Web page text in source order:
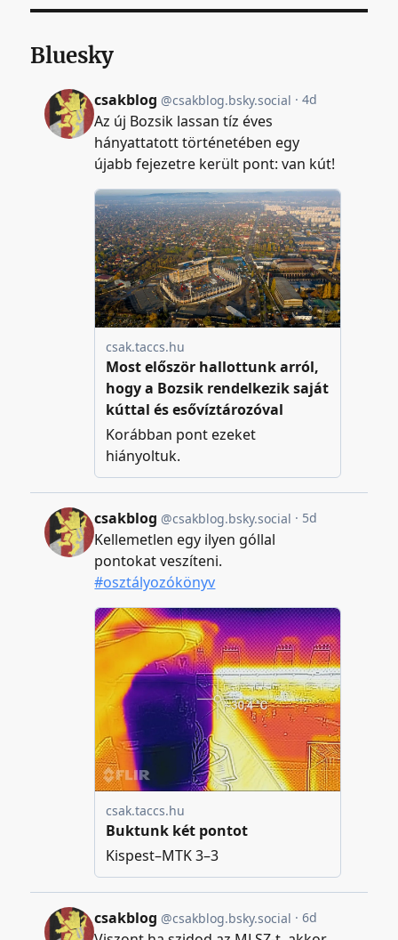
Bluesky